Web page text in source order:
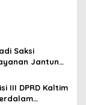
Saksi
Jantung
III DPRD Kaltim